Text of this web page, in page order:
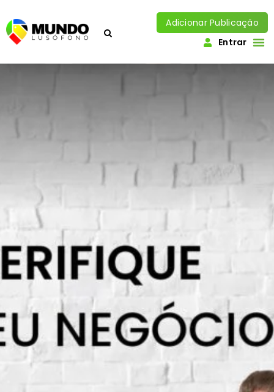
Adicionar Publicação
Entrar